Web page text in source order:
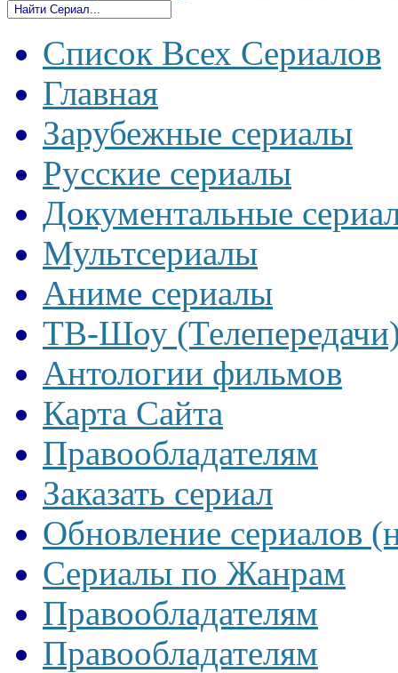
Список Всех Сериалов
Главная
Зарубежные сериалы
Русские сериалы
Документальные
Мультсериалы
Аниме сериалы
ТВ-Шоу
Антологии фильмов
Карта Сайта
Правообладателям
Заказать сериал
Обновление сериалов
Сериалы по Жанрам
Правообладателям
Правообладателям